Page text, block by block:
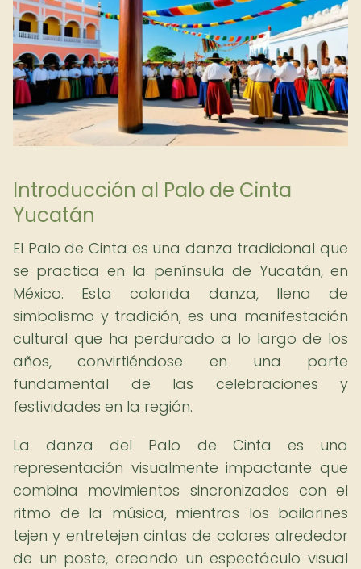
Introducción al Palo de Cinta
Yucatán
El Palo de Cinta es una danza tradicional que
se practica en la península de Yucatán, en
México. Esta colorida danza, llena de
simbolismo y tradición, es una manifestación
cultural que ha perdurado a lo largo de los
años, convirtiéndose en una parte
fundamental de las celebraciones y
festividades en la región.
La danza del Palo de Cinta es una
representación visualmente impactante que
combina movimientos sincronizados con el
ritmo de la música, mientras los bailarines
tejen y entretejen cintas de colores alrededor
de un poste, creando un espectáculo visual